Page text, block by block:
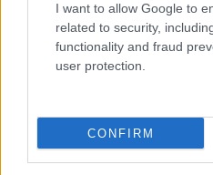
I want to allow Google to
related to security,
functionality and fraud
user protection.
CONFIRM
Pericolo valanghe:
decisioni sicure
Kit invernale auto e zaino: